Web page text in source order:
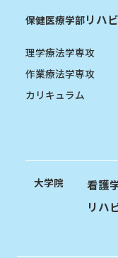
保健医療学部リハ
理学療法学専攻
作業療法学専攻
カリキュラム
大学院
看護
リハ